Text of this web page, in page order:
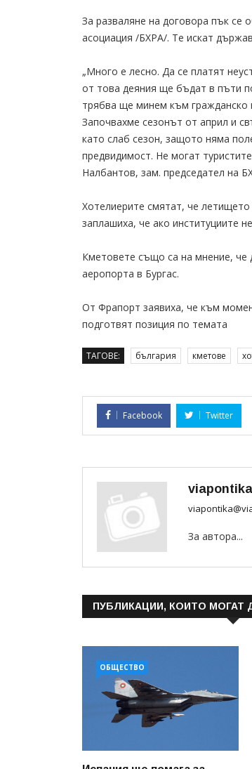
За разваляне на договора пък се
асоциация /БХРА/. Те искат
„Много е лесно. Да се платят
от това деяния ще бъдат в пъти
трябва ще минем към гражданско
Започвахме сезонът от април и
като слаб сезон, защото няма
предвидимост. Не могат
Налбантов, зам. председател на
Хотелиерите смятат, че
заплашиха, че ако институциите
Кметовете също са на мнение, че
аеропорта в Бургас.
От Фрапорт заявиха, че към
подготвят позиция по темата
ТАГОВЕ: българия кметове
Facebook Twitter
За автора...
ПУБЛИКАЦИИ, КОИТО МОГАТ
ОБЩЕСТВО